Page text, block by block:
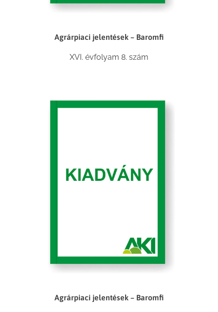
Agrárpiaci jelentések – Baromfi
XVI. évfolyam 8. szám
Agrárpiaci jelentések – Baromfi